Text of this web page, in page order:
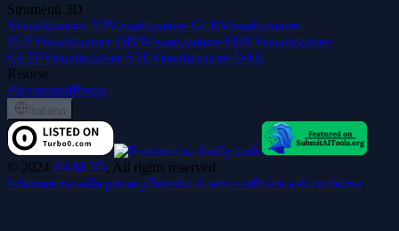
Strumenti 3D
Visualizzatore 3DVisualizzatore GLBVisualizzatore
PLYVisualizzatore OBJVisualizzatore FBXVisualizzatore
GLTFVisualizzatore STLVisualizzatore DAE
Risorse
PlaygroundPrezzi
Italiano
© 2024 SAM 3D, All rights reserved
Informativa sulla privacyTermini di servizioPolitica di rimborso